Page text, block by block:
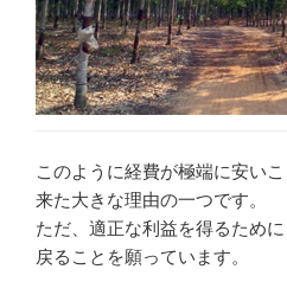
このように経費が極端に安い
来た大きな理由の一つです。
ただ、適正な利益を得るため
戻ることを願っています。